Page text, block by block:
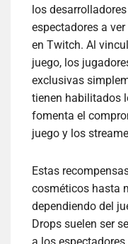
los
espectadores a
en Twitch. Al
juego, los
exclusivas
tienen habilitados
fomenta el
juego y los
Estas
cosméticos hasta
dependiendo del
Drops suelen ser